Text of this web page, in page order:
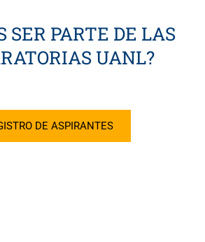
SER PARTE DE LAS
UANL?
DE ASPIRANTES